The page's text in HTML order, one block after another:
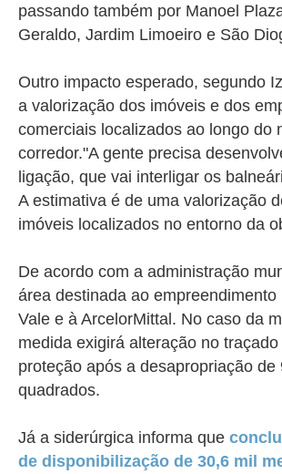
passando também por Manoel
Geraldo, Jardim Limoeiro e São
Outro impacto esperado, segundo
a valorização dos imóveis e dos
comerciais localizados ao longo do
corredor."A gente precisa
ligação, que vai interligar os
A estimativa é de uma valorização
imóveis localizados no entorno da
De acordo com a administração
área destinada ao empreendimento
Vale e à ArcelorMittal. No caso da
medida exigirá alteração no
proteção após a desapropriação de
quadrados.
Já a siderúrgica informa que
de disponibilização de 30,6 mil